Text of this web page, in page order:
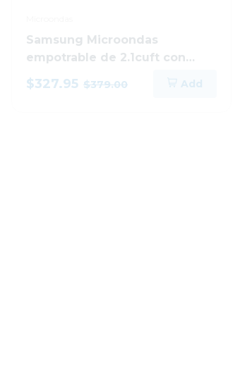
Samsung Microondas
empotrable de 2.1cuft con
extractor de grasa
me21dg6300sr
$327.95 $379.00 Add